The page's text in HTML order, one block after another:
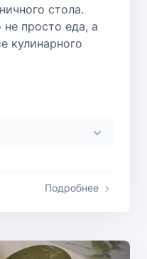
стола.
просто еда, а
кулинарного
Подробнее